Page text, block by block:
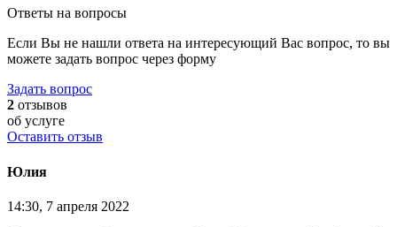
Ответы на вопросы
Если Вы не нашли ответа на интересующий Вас вопрос, то вы
можете задать вопрос через форму
Задать вопрос
2 отзывов
об услуге
Оставить отзыв
Юлия
14:30, 7 апреля 2022